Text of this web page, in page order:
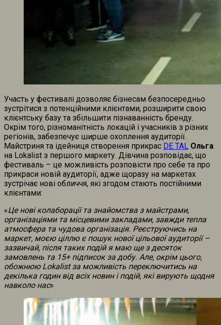
Участь у фестивалі дозволяє бізнесам безпосередньо
зустрітися з потенційними клієнтами, розширити свою
клієнтську базу та збільшити пізнаванність бренду.
Окрім того, різноманітність локацій і учасників з різних
регіонів, забезпечує ширше охоплення аудиторії.
Майстриня та ідейниця створення прикрас DE TAL Ольга
на Lokalist з першого маркету. Дівчина розповідає, що
фестиваль – це можливість розповісти про себе та про
прикраси новій аудиторії, адже щоразу на маркетах
зустрічає нові обличчя, які згодом стають постійними
клієнтами:
«Це нові колаборації та знайомства з майстрами,
організаціями та місцевими закладами, завжди тепла
атмосфера та чудова організація. Реєструючись на
маркет, моєю ціллю є пошук нової цільової аудиторії –
зазвичай, після таких подій я маю ще з десяток
замовлень та 15+ підписок за добу. Але, окрім цього,
обожнюю Lokalist за можливість переключитись на
декілька годин від всіх новин і подій, які вирують щодня
навколо нас»